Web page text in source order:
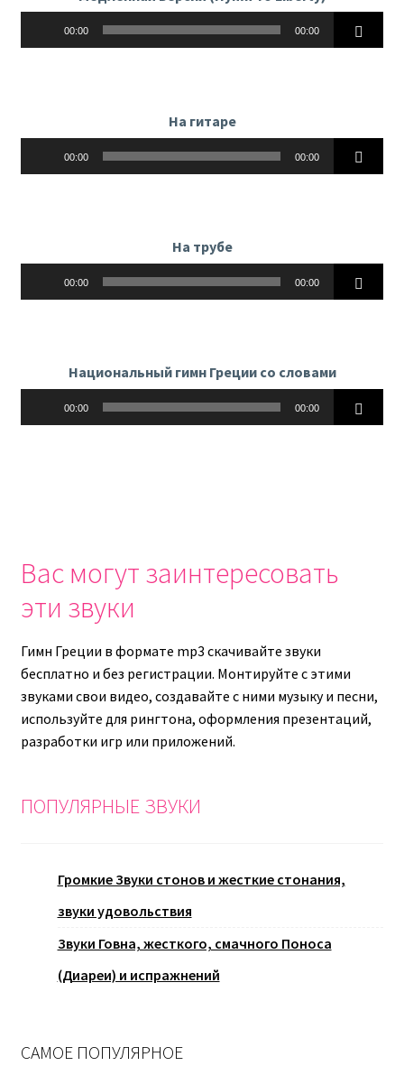
00:00 00:00
На гитаре
00:00 00:00
На трубе
00:00 00:00
Национальный гимн Греции со словами
00:00 00:00
Вас могут заинтересовать
эти звуки
Гимн Греции в формате mp3 скачивайте звуки
бесплатно и без регистрации. Монтируйте с этими
звуками свои видео, создавайте с ними музыку и песни,
используйте для рингтона, оформления презентаций,
разработки игр или приложений.
ПОПУЛЯРНЫЕ ЗВУКИ
Громкие Звуки стонов и жесткие стонания,
звуки удовольствия
Звуки Говна, жесткого, смачного Поноса
(Диареи) и испражнений
САМОЕ ПОПУЛЯРНОЕ